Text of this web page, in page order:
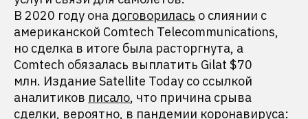
В 2020 году она договорилась о слиянии с
американской Comtech Telecommunications,
но сделка в итоге была расторгнута, а
Comtech обязалась выплатить Gilat $70
млн. Издание Satellite Today со ссылкой
аналитиков писало, что причина срыва
сделки, вероятно, в пандемии коронавируса: